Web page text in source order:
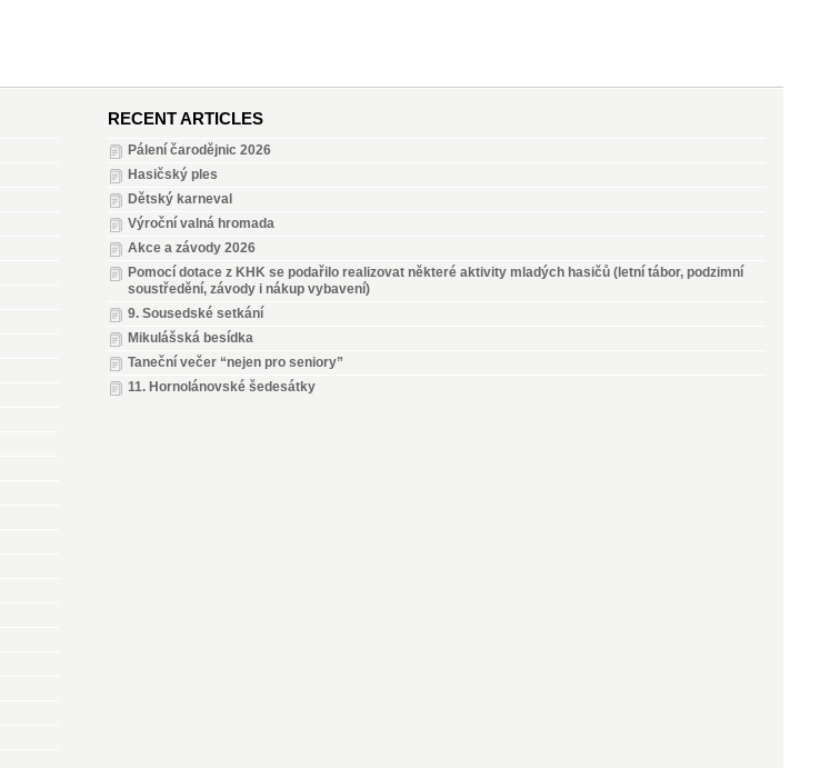
RECENT ARTICLES
Pálení čarodějnic 2026
Hasičský ples
Dětský karneval
Výroční valná hromada
Akce a závody 2026
Pomocí dotace z KHK se podařilo realizovat některé aktivity mladých hasičů (letní tábor, podzimní
soustředění, závody i nákup vybavení)
9. Sousedské setkání
Mikulášská besídka
Taneční večer “nejen pro seniory”
11. Hornolánovské šedesátky